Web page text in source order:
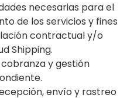
necesarias para el
de los servicios y fines
contractual y/o
Shipping.
y gestión
envío y rastreo